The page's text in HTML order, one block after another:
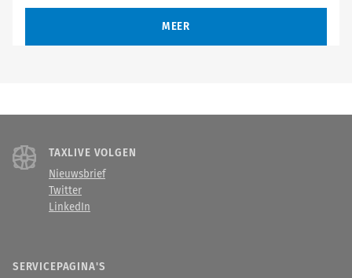
MEER
TAXLIVE VOLGEN
Nieuwsbrief
Twitter
LinkedIn
SERVICEPAGINA'S